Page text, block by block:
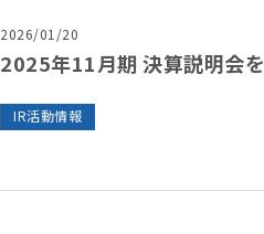
2026/01/20
2025年11月期 決算説明会を
IR活動情報